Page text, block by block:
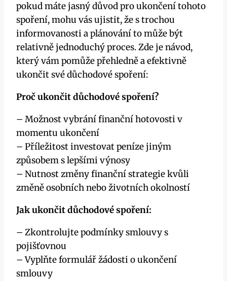
pokud máte jasný důvod pro ukončení tohoto
spoření, mohu vás ujistit, že s trochou
informovanosti a plánování to může být
relativně jednoduchý proces. Zde je návod,
který vám pomůže přehledně a efektivně
ukončit své důchodové spoření:
Proč ukončit důchodové spoření?
– Možnost vybrání finanční hotovosti v
momentu ukončení
– Příležitost investovat peníze jiným
způsobem s lepšími výnosy
– Nutnost změny finanční strategie kvůli
změně osobních nebo životních okolností
Jak ukončit důchodové spoření:
– Zkontrolujte podmínky smlouvy s
pojišťovnou
– Vyplňte formulář žádosti o ukončení
smlouvy